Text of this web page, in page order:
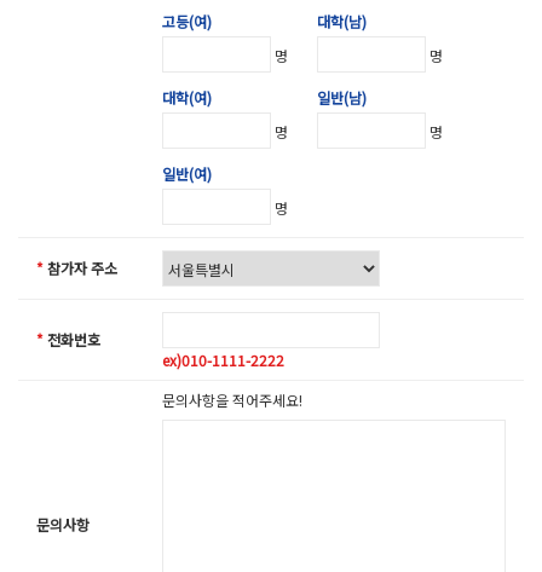
고등(여)
명
대학(남)
명
대학(여)
명
일반(남)
명
일반(여)
명
*참가자 주소
*전화번호
ex)010-1111-2222
문의사항
문의사항을 적어주세요!